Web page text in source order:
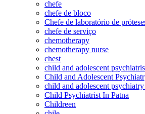
chefe
chefe de bloco
Chefe de laboratório de
chefe de serviço
chemotherapy
chemotherapy nurse
chest
child and adolescent
Child and Adolescent
child and adolescent
Child Psychiatrist In Patna
Childreen